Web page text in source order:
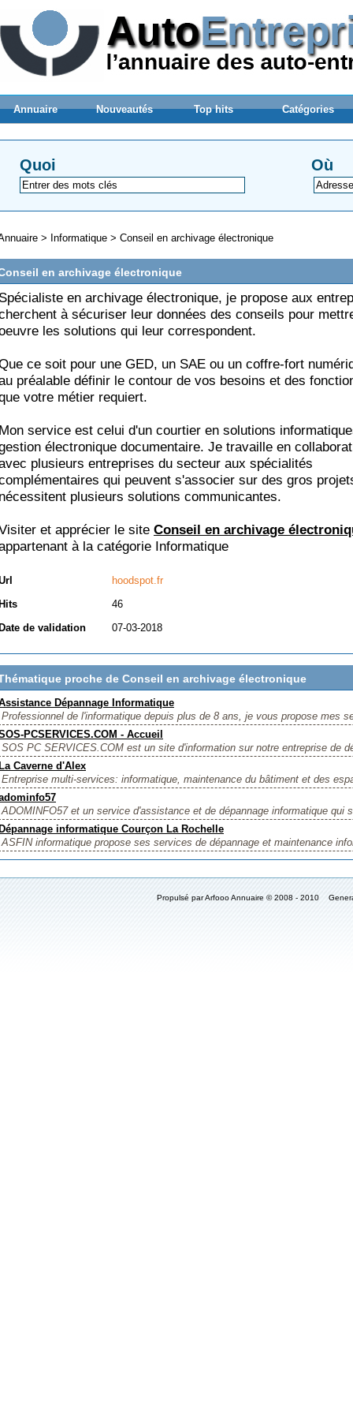
Annuaire Nouveautés Top hits Catégories
Quoi Où
> Informatique > Conseil en archivage électronique
en archivage électronique
en archivage électronique, je propose aux
à sécuriser leur données des conseils pour
les solutions qui leur correspondent.
ce soit pour une GED, un SAE ou un coffre-fort
préalable définir le contour de vos besoins et des
votre métier requiert.
service est celui d'un courtier en solutions
électronique documentaire. Je travaille en
plusieurs entreprises du secteur aux spécialités
qui peuvent s'associer sur des gros
plusieurs solutions communicantes.
et apprécier le site Conseil en archivage
à la catégorie Informatique
hoodspot.fr
46
de validation
07-03-2018
proche de Conseil en archivage électronique
Dépannage Informatique
Professionnel de l'informatique depuis plus de 8 ans, je vous propose mes
PCSERVICES.COM - Accueil
SOS PC SERVICES.COM est un site d'information sur notre entreprise de
Caverne d'Alex
Entreprise multi-services: informatique, maintenance du bâtiment et des
ADOMINFO57 et un service d'assistance et de dépannage informatique qui
informatique Courçon La Rochelle
ASFIN informatique propose ses services de dépannage et maintenance
Propulsé par Arfooo Annuaire © 2008 - 2010